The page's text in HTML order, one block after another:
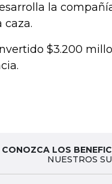
la
caza.
$3.200
CONOZCA LOS
NUESTROS